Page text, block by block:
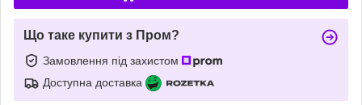
Що таке купити з Пром?
Замовлення під захистом
Доступна доставка